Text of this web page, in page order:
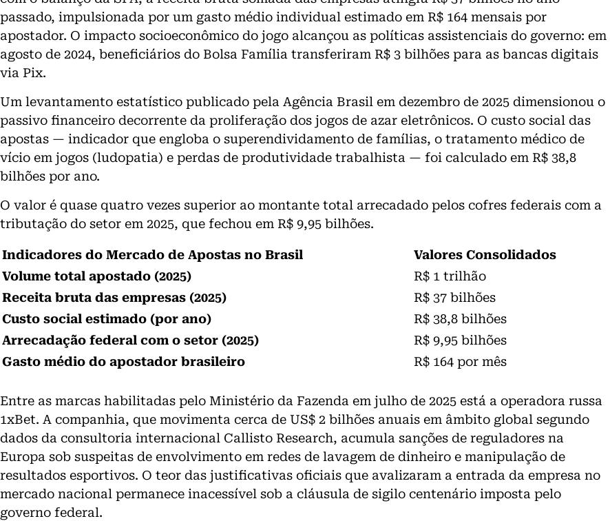
passado, impulsionada por um gasto médio individual estimado em R$ 164 mensais por
apostador. O impacto socioeconômico do jogo alcançou as políticas assistenciais do governo: em
agosto de 2024, beneficiários do Bolsa Família transferiram R$ 3 bilhões para as bancas digitais
via Pix.
Um levantamento estatístico publicado pela Agência Brasil em dezembro de 2025 dimensionou o
passivo financeiro decorrente da proliferação dos jogos de azar eletrônicos. O custo social das
apostas — indicador que engloba o superendividamento de famílias, o tratamento médico de
vício em jogos (ludopatia) e perdas de produtividade trabalhista — foi calculado em R$ 38,8
bilhões por ano.
O valor é quase quatro vezes superior ao montante total arrecadado pelos cofres federais com a
tributação do setor em 2025, que fechou em R$ 9,95 bilhões.
Indicadores do Mercado de Apostas no Brasil
Valores Consolidados
Volume total apostado (2025)
R$ 1 trilhão
Receita bruta das empresas (2025)
R$ 37 bilhões
Custo social estimado (por ano)
R$ 38,8 bilhões
Arrecadação federal com o setor (2025)
R$ 9,95 bilhões
Gasto médio do apostador brasileiro
R$ 164 por mês
Entre as marcas habilitadas pelo Ministério da Fazenda em julho de 2025 está a operadora russa
1xBet. A companhia, que movimenta cerca de US$ 2 bilhões anuais em âmbito global segundo
dados da consultoria internacional Callisto Research, acumula sanções de reguladores na
Europa sob suspeitas de envolvimento em redes de lavagem de dinheiro e manipulação de
resultados esportivos. O teor das justificativas oficiais que avalizaram a entrada da empresa no
mercado nacional permanece inacessível sob a cláusula de sigilo centenário imposta pelo
governo federal.